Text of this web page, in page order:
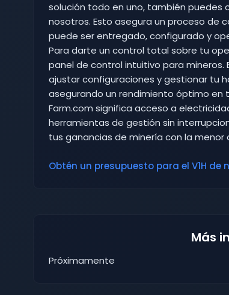
solución todo en uno, también puedes
nosotros. Esto asegura un proceso de
puede ser entregado, configurado y
Para darte un control total sobre tu
panel de control intuitivo para
ajustar configuraciones y gestionar tu
asegurando un rendimiento óptimo en
Farm.com significa acceso a
herramientas de gestión sin
tus ganancias de minería con la menor
Obtén un presupuesto para el V1H
Más
Próximamente